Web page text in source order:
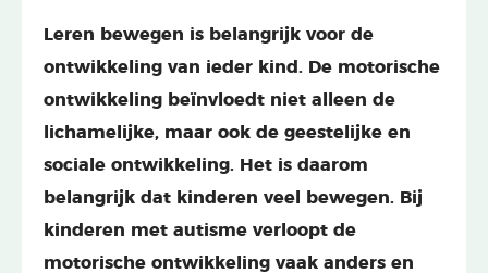
Leren bewegen is belangrijk voor de
ontwikkeling van ieder kind. De motorische
ontwikkeling beïnvloedt niet alleen de
lichamelijke, maar ook de geestelijke en
sociale ontwikkeling. Het is daarom
belangrijk dat kinderen veel bewegen. Bij
kinderen met autisme verloopt de
motorische ontwikkeling vaak anders en